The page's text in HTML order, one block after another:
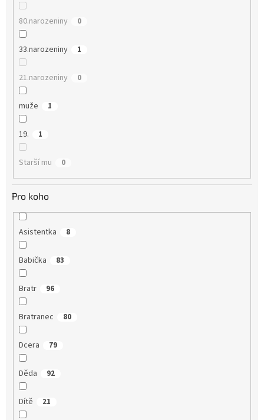
80.narozeniny 0
33.narozeniny 1
21.narozeniny 0
muže 1
19. 1
Starší mu 0
Pro koho
Asistentka 8
Babička 83
Bratr 96
Bratranec 80
Dcera 79
Děda 92
Dítě 21